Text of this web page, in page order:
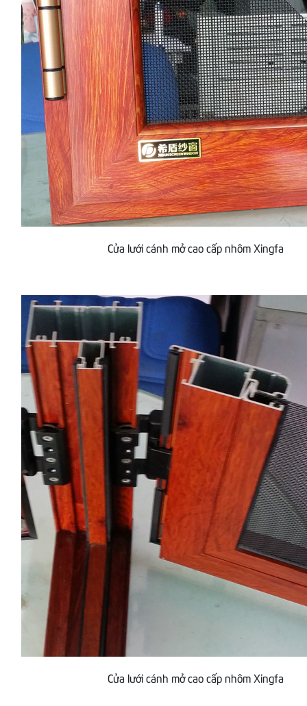
Cửa lưới cánh mở cao cấp nhôm Xingfa
Cửa lưới cánh mở cao cấp nhôm Xingfa